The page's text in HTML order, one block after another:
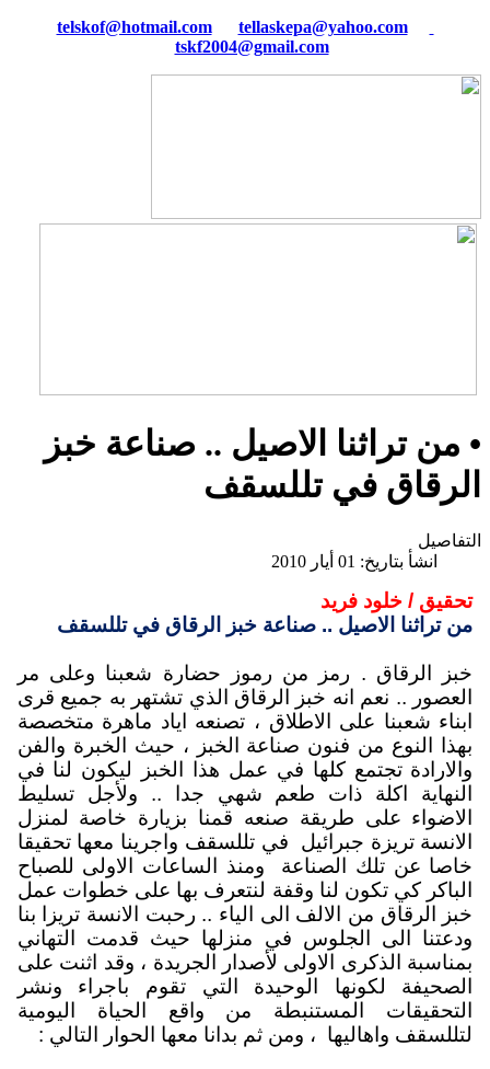
tellaskepa@yahoo.com
tskf2004@gmail.com
• من تراثنا الاصيل .. صناعة خبز
الرقاق في تللسقف
التفاصيل
انشأ بتاريخ: 01 أيار 2010
تحقيق / خلود فريد
من تراثنا الاصيل .. صناعة خبز الرقاق في تللسقف
خبز الرقاق . رمز من رموز حضارة شعبنا وعلى مر
العصور .. نعم انه خبز الرقاق الذي تشتهر به جميع قرى
ابناء شعبنا على الاطلاق ، تصنعه اياد ماهرة متخصصة
بهذا النوع من فنون صناعة الخبز ، حيث الخبرة والفن
والارادة تجتمع كلها في عمل هذا الخبز ليكون لنا في
النهاية اكلة ذات طعم شهي جدا .. ولأجل تسليط
الاضواء على طريقة صنعه قمنا بزيارة خاصة لمنزل
الانسة تريزة جبرائيل
في تللسقف واجرينا معها تحقيقا
خاصا عن تلك الصناعة
ومنذ الساعات الاولى للصباح
الباكر كي تكون لنا وقفة لنتعرف بها على خطوات عمل
خبز الرقاق من الالف الى الياء .. رحبت الانسة تريزا بنا
ودعتنا الى الجلوس في منزلها حيث قدمت التهاني
بمناسبة الذكرى الاولى لأصدار الجريدة ، وقد اثنت على
الصحيفة لكونها الوحيدة التي تقوم باجراء ونشر
التحقيقات المستنبطة من واقع الحياة اليومية
لتللسقف واهاليها ، ومن ثم بدانا معها الحوار التالي :